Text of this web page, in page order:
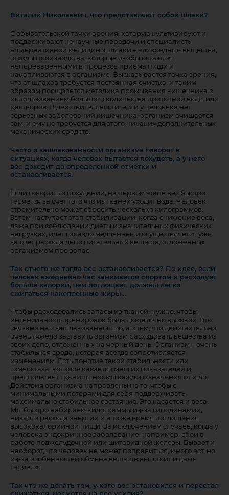
Виталий Николаевич, что представляют собой шлаки?
С обывательской точки зрения, которую культивируют и
поддерживают ненаучные передачи и специалисты
альтернативной медицины, шлаки – это вредные вещества,
отходы производства, которые якобы остаются
непереваренными в процессе приема пищи и
накапливаются в организме. Высказывается точка зрения,
что от шлаков требуется постоянная очистка, и таким
образом поощряется методика промывания кишечника с
использованием большого количества проточной воды или
растворов. В действительности, если у человека нет
серьезных заболеваний кишечника, организм очищается
сам, и ему не требуется для этого никаких дополнительных
механических средств.
Часто о зашлакованности организма говорят в
ситуациях, когда человек пытается похудеть, а у него
вес доходит до определенной отметки и
останавливается.
Если говорить о похудении, на первом этапе вес быстро
теряется за счет того что из тканей уходит вода. Человек
стремительно может сбросить несколько килограммов.
Затем наступает этап стабилизации, когда снижение веса,
даже при соблюдении диеты и значительных физических
нагрузках, идет гораздо медленнее и осуществляется уже
за счет расхода депо питательных веществ, отложенных
организмом про запас.
Так отчего же тогда вес останавливается? По идее, если
человек ежедневно час занимается спортом и расходует
больше калорий, чем поглощает, должны легко
сжигаться накопленные жиры…
Чтобы расходовались запасы из тканей, нужно, чтобы
интенсивность тренировок была достаточно высокой. Это
связано не с зашлакованностью, а с тем, что действительно
очень тяжело заставить организм расходовать вещества из
своих депо, отложенных на черный день. Организм – очень
стабильная среда, которая всегда сопротивляется
изменениям. Есть понятие такой стабильности или
гомеостаза, которое касается многих показателей и
предполагает границы нормы каждого значения от и до.
Действия организма направлены на то, чтобы с
минимальными потерями для себя поддерживать
максимально стабильное состояние. Это касается и веса.
Мы быстро набираем килограммы из-за гиподинамии,
низкого расхода энергии и в то же время поглощения
высококалорийной пищи. За исключением случаев, когда у
человека эндокринное заболевание, например, сбои в
работе поджелудочной или щитовидной железы. Бывает и
наоборот, что человек не может поправиться, много ест, но
из-за особенностей обмена веществ вес стоит и даже
теряется.
Так что же делать тем, у кого вес остановился и перестал